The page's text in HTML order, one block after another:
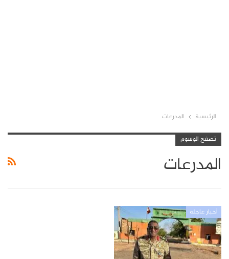
الرئيسية المدرعات
تصفح الوسوم
المدرعات
أخبار عاجلة